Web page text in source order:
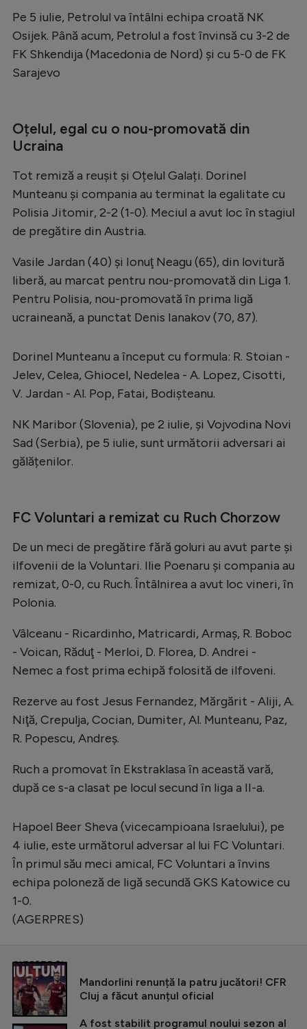
Pe 5 iulie, Petrolul va întâlni echipa croată NK
Osijek. Până acum, Petrolul a fost învinsă cu 3-2 de
FK Shkendija (Macedonia de Nord) şi cu 5-0 de FK
Sarajevo
Oțelul, egal cu o nou-promovată din
Ucraina
Tot remiză a reușit și Oțelul Galați. Dorinel
Munteanu și compania au terminat la egalitate cu
Polisia Jitomir, 2-2 (1-0). Meciul a avut loc în stagiul
de pregătire din Austria.
Vasile Jardan (40) şi Ionuţ Neagu (65), din lovitură
liberă, au marcat pentru nou-promovată din Liga 1.
Pentru Polisia, nou-promovată în prima ligă
ucraineană, a punctat Denis Ianakov (70, 87).
Dorinel Munteanu a început cu formula: R. Stoian -
Jelev, Celea, Ghiocel, Nedelea - A. Lopez, Cisotti,
V. Jardan - Al. Pop, Fatai, Bodişteanu.
NK Maribor (Slovenia), pe 2 iulie, și Vojvodina Novi
Sad (Serbia), pe 5 iulie, sunt următorii adversari ai
gălățenilor.
FC Voluntari a remizat cu Ruch Chorzow
De un meci de pregătire fără goluri au avut parte și
ilfovenii de la Voluntari. Ilie Poenaru și compania au
remizat, 0-0, cu Ruch. Întâlnirea a avut loc vineri, în
Polonia.
Vâlceanu - Ricardinho, Matricardi, Armaş, R. Boboc
- Voican, Răduţ - Merloi, D. Florea, D. Andrei -
Nemec a fost prima echipă folosită de ilfoveni.
Rezerve au fost Jesus Fernandez, Mărgărit - Aliji, A.
Niţă, Crepulja, Cocian, Dumiter, Al. Munteanu, Paz,
R. Popescu, Andreş.
Ruch a promovat în Ekstraklasa în această vară,
după ce s-a clasat pe locul secund în liga a II-a.
Hapoel Beer Sheva (vicecampioana Israelului), pe
4 iulie, este următorul adversar al lui FC Voluntari.
În primul său meci amical, FC Voluntari a învins
echipa poloneză de ligă secundă GKS Katowice cu
1-0.
(AGERPRES)
CITEȘTE ȘI
Mandorlini renunță la patru jucători! CFR
Cluj a făcut anunțul oficial
A fost stabilit programul noului sezon al